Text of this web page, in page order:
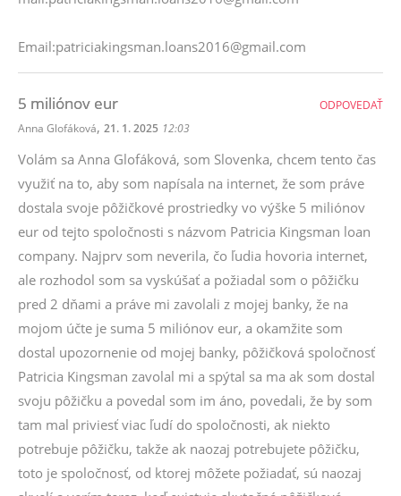
Email:patriciakingsman.loans2016@gmail.com
5 miliónov eur
Anna Glofáková, 21. 1. 2025 12:03
Volám sa Anna Glofáková, som Slovenka, chcem tento čas
využiť na to, aby som napísala na internet, že som práve
dostala svoje pôžičkové prostriedky vo výške 5 miliónov
eur od tejto spoločnosti s názvom Patricia Kingsman loan
company. Najprv som neverila, čo ľudia hovoria internet,
ale rozhodol som sa vyskúšať a požiadal som o pôžičku
pred 2 dňami a práve mi zavolali z mojej banky, že na
mojom účte je suma 5 miliónov eur, a okamžite som
dostal upozornenie od mojej banky, pôžičková spoločnosť
Patricia Kingsman zavolal mi a spýtal sa ma ak som dostal
svoju pôžičku a povedal som im áno, povedali, že by som
tam mal priviesť viac ľudí do spoločnosti, ak niekto
potrebuje pôžičku, takže ak naozaj potrebujete pôžičku,
toto je spoločnosť, od ktorej môžete požiadať, sú naozaj
ODPOVEDAŤ